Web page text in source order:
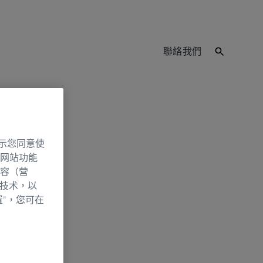
聯絡我們
您同意使
站功能
（营
术，以
，您可在